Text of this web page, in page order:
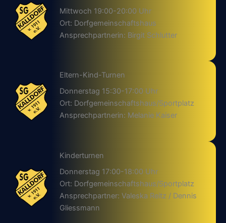
Mittwoch 19:00-20:00 Uhr
Ort: Dorfgemeinschaftshaus
Ansprechpartnerin: Birgit Schlutter
Eltern-Kind-Turnen
Donnerstag 15:30-17:00 Uhr
Ort: Dorfgemeinschaftshaus/Sportplatz
Ansprechpartnerin: Melanie Kaiser
Kinderturnen
Donnerstag 17:00-18:00 Uhr
Ort: Dorfgemeinschaftshaus/Sportplatz
Ansprechpartner: Valeska Reitz / Dennis
Gliessmann